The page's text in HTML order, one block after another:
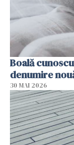
Boală
denumire
30 MAI 2026